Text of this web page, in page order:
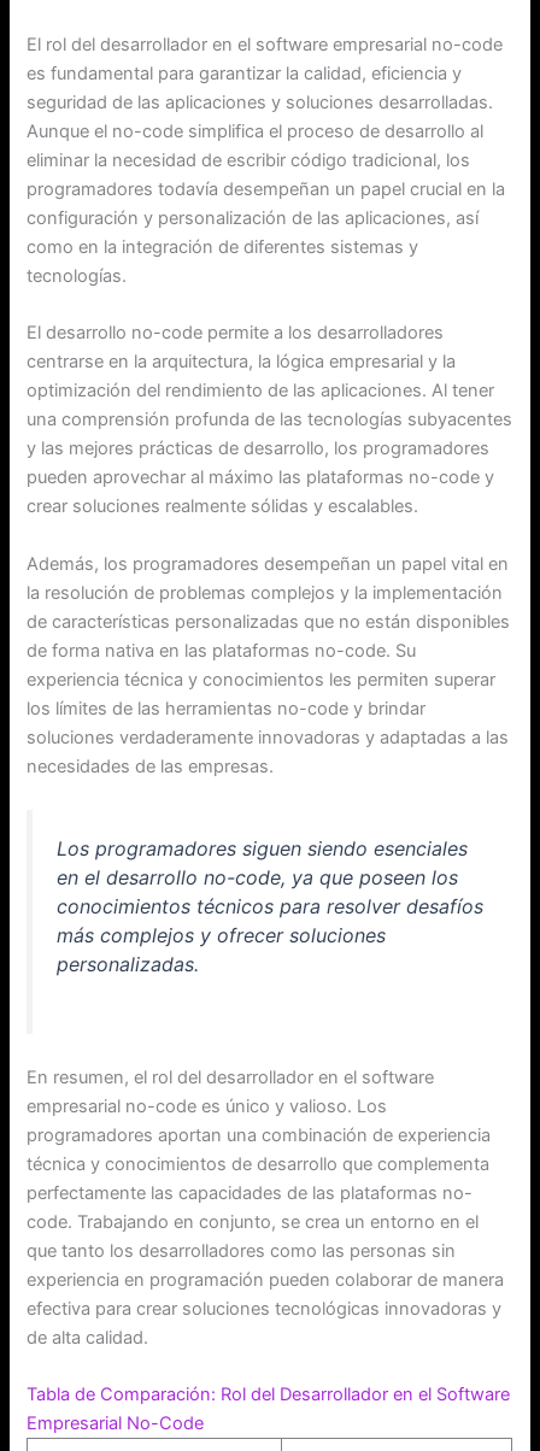
El rol del desarrollador en el software empresarial no-code
es fundamental para garantizar la calidad, eficiencia y
seguridad de las aplicaciones y soluciones desarrolladas.
Aunque el no-code simplifica el proceso de desarrollo al
eliminar la necesidad de escribir código tradicional, los
programadores todavía desempeñan un papel crucial en la
configuración y personalización de las aplicaciones, así
como en la integración de diferentes sistemas y
tecnologías.
El desarrollo no-code permite a los desarrolladores
centrarse en la arquitectura, la lógica empresarial y la
optimización del rendimiento de las aplicaciones. Al tener
una comprensión profunda de las tecnologías subyacentes
y las mejores prácticas de desarrollo, los programadores
pueden aprovechar al máximo las plataformas no-code y
crear soluciones realmente sólidas y escalables.
Además, los programadores desempeñan un papel vital en
la resolución de problemas complejos y la implementación
de características personalizadas que no están disponibles
de forma nativa en las plataformas no-code. Su
experiencia técnica y conocimientos les permiten superar
los límites de las herramientas no-code y brindar
soluciones verdaderamente innovadoras y adaptadas a las
necesidades de las empresas.
Los programadores siguen siendo esenciales
en el desarrollo no-code, ya que poseen los
conocimientos técnicos para resolver desafíos
más complejos y ofrecer soluciones
personalizadas.
En resumen, el rol del desarrollador en el software
empresarial no-code es único y valioso. Los
programadores aportan una combinación de experiencia
técnica y conocimientos de desarrollo que complementa
perfectamente las capacidades de las plataformas no-
code. Trabajando en conjunto, se crea un entorno en el
que tanto los desarrolladores como las personas sin
experiencia en programación pueden colaborar de manera
efectiva para crear soluciones tecnológicas innovadoras y
de alta calidad.
Tabla de Comparación: Rol del Desarrollador en el Software
Empresarial No-Code